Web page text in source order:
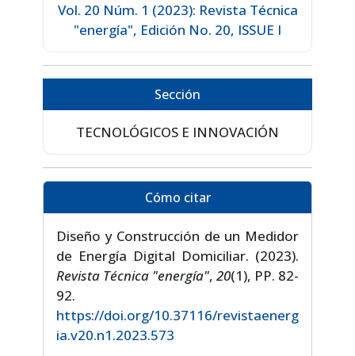
Vol. 20 Núm. 1 (2023): Revista Técnica
"energía", Edición No. 20, ISSUE I
Sección
TECNOLÓGICOS E INNOVACIÓN
Cómo citar
Diseño y Construcción de un Medidor
de Energía Digital Domiciliar. (2023).
Revista Técnica "energía", 20(1), PP. 82-
92.
https://doi.org/10.37116/revistaenerg
ia.v20.n1.2023.573